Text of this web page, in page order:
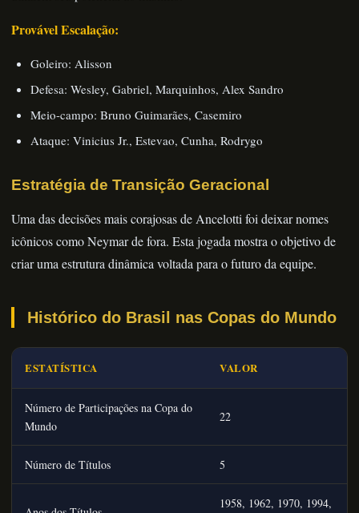
Provável Escalação:
Goleiro: Alisson
Defesa: Wesley, Gabriel, Marquinhos, Alex Sandro
Meio-campo: Bruno Guimarães, Casemiro
Ataque: Vinicius Jr., Estevao, Cunha, Rodrygo
Estratégia de Transição Geracional
Uma das decisões mais corajosas de Ancelotti foi deixar nomes
icônicos como Neymar de fora. Esta jogada mostra o objetivo de
criar uma estrutura dinâmica voltada para o futuro da equipe.
Histórico do Brasil nas Copas do Mundo
ESTATÍSTICA VALOR
Número de Participações na Copa do
Mundo
22
Número de Títulos 5
1958, 1962, 1970, 1994,